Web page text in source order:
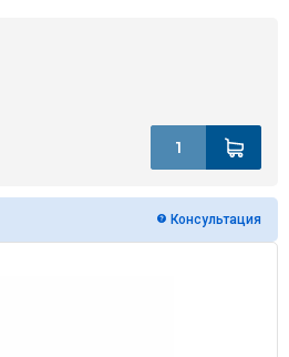
Консультация